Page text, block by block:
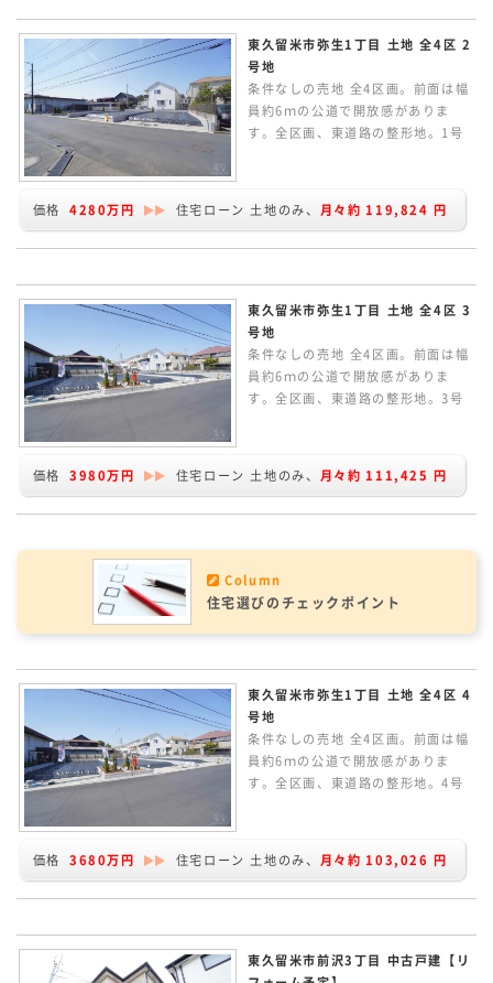
東久留米市弥生1丁目 土地 全4区 2
号地
条件なしの売地 全4区画。前面は幅
員約6ｍの公道で開放感がありま
す。全区画、東道路の整形地。1号
価格 4280万円 住宅ローン 土地のみ、 月々約 119,824 円
東久留米市弥生1丁目 土地 全4区 3
号地
条件なしの売地 全4区画。前面は幅
員約6ｍの公道で開放感がありま
す。全区画、東道路の整形地。3号
す。どうぞお気軽にお問い合わせく
ださい。
価格 3980万円 住宅ローン 土地のみ、 月々約 111,425 円
Column
住宅選びのチェックポイント
東久留米市弥生1丁目 土地 全4区 4
号地
条件なしの売地 全4区画。前面は幅
員約6ｍの公道で開放感がありま
す。全区画、東道路の整形地。4号
す。どうぞお気軽にお問い合わせく
ださい。
価格 3680万円 住宅ローン 土地のみ、 月々約 103,026 円
東久留米市前沢3丁目 中古戸建【リ